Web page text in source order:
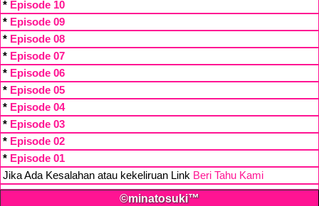
* Episode 10
* Episode 09
* Episode 08
* Episode 07
* Episode 06
* Episode 05
* Episode 04
* Episode 03
* Episode 02
* Episode 01
Jika Ada Kesalahan atau kekeliruan Link Beri Tahu Kami
©minatosuki™